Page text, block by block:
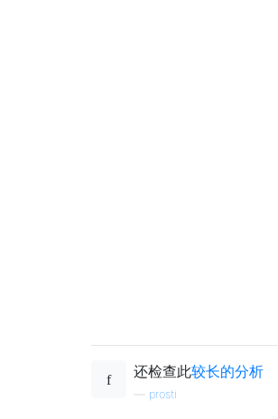
还检查此较长的分析
prosti